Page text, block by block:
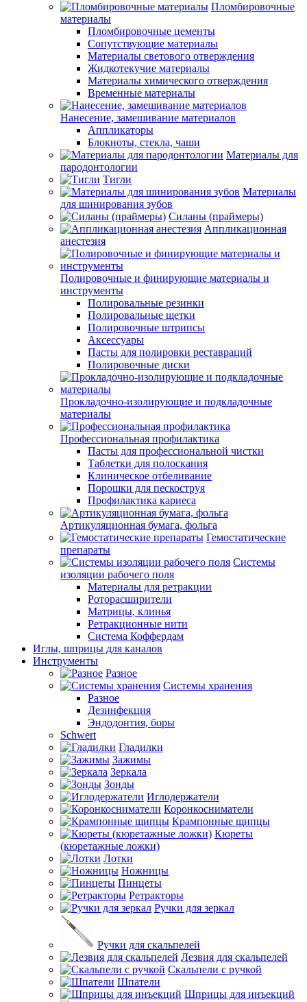
Пломбировочные
материалы
Пломбировочные цементы
Сопутствующие материалы
Материалы светового отверждения
Жидкотекучие материалы
Материалы химического отверждения
Временные материалы
Нанесение, замешивание материалов
Аппликаторы
Блокноты, стекла, чаши
Материалы для
пародонтологии
Тигли
Материалы
для шинирования зубов
Силаны (праймеры)
Аппликационная
анестезия
Полировочные и финирующие материалы и
инструменты
Полировальные резинки
Полировальные щетки
Полировочные штрипсы
Аксессуары
Пасты для полировки реставраций
Полировочные диски
Прокладочно-изолирующие и подкладочные
материалы
Профессиональная профилактика
Пасты для профессиональной чистки
Таблетки для полоскания
Клиническое отбеливание
Порошки для пескоструя
Профилактика кариеса
Артикуляционная бумага, фольга
Гемостатические
препараты
Системы
изоляции рабочего поля
Материалы для ретракции
Роторасширители
Матрицы, клинья
Ретракционные нити
Система Коффердам
Иглы, шприцы для каналов
Инструменты
Разное
Системы хранения
Разное
Дезинфекция
Эндодонтия, боры
Schwert
Гладилки
Зажимы
Зеркала
Зонды
Иглодержатели
Коронкосниматели
Крампонные щипцы
Кюреты
(кюретажные ложки)
Лотки
Ножницы
Пинцеты
Ретракторы
Ручки для зеркал
Ручки для скальпелей
Лезвия для скальпелей
Скальпели с ручкой
Шпатели
Шприцы для инъекций